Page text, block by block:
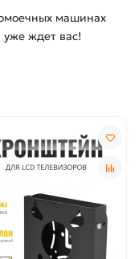
машинах
ждет вас!